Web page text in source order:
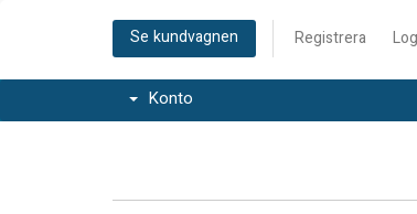
Registrera
Se kundvagnen
Konto